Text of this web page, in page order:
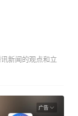
新闻的观点和立
广告